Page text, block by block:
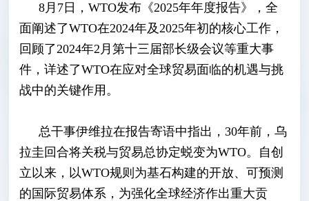
8月7日，WTO发布《2025年年度报告》，全
面阐述了WTO在2024年及2025年初的核心工作，
回顾了2024年2月第十三届部长级会议等重大事
件，详述了WTO在应对全球贸易面临的机遇与挑
战中的关键作用。
总干事伊维拉在报告寄语中指出，30年前，乌
拉圭回合将关税与贸易总协定蜕变为WTO。自创
立以来，以WTO规则为基石构建的开放、可预测
的国际贸易体系，为强化全球经济作出重大贡